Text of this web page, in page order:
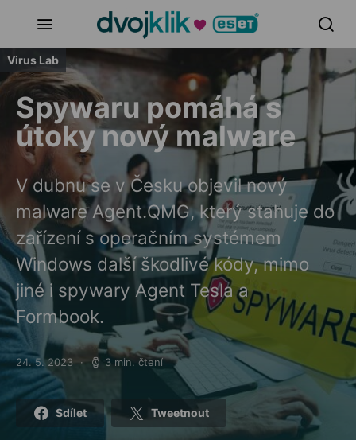
Virus Lab
Spywaru pomáhá s
útoky nový malware
V dubnu se v Česku objevil nový
malware Agent.QMG, který stahuje do
zařízení s operačním systémem
Windows další škodlivé kódy, mimo
jiné i spywary Agent Tesla a
Formbook.
Posted on
24. 5. 2023 3 min. čtení
Sdílet Tweetnout